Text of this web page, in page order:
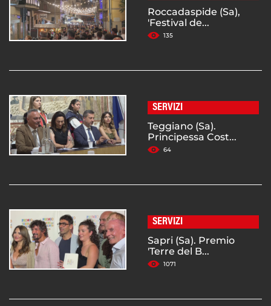
Roccadaspide (Sa),
'Festival de...
135
SERVIZI
Teggiano (Sa).
Principessa Cost...
64
SERVIZI
Sapri (Sa). Premio
'Terre del B...
1071